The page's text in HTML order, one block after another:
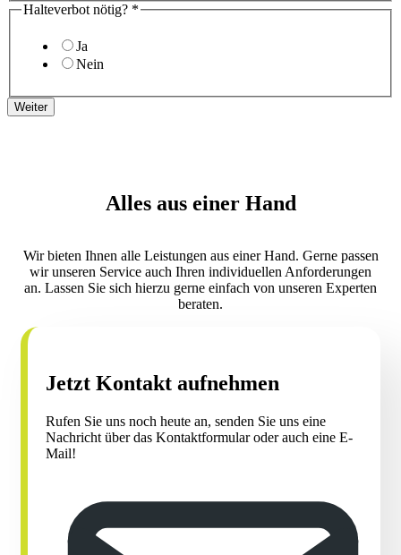
sperrig sein. Wir helfen Ihnen dabei, sie loszuwerden und
Halteverbot nötig? *
Ja
Nein
Weiter
Alles aus einer Hand
Wir bieten Ihnen alle Leistungen aus einer Hand. Gerne passen
wir unseren Service auch Ihren individuellen Anforderungen
an. Lassen Sie sich hierzu gerne einfach von unseren Experten
beraten.
Jetzt Kontakt aufnehmen
Rufen Sie uns noch heute an, senden Sie uns eine
Nachricht über das Kontaktformular oder auch eine E-
Mail!